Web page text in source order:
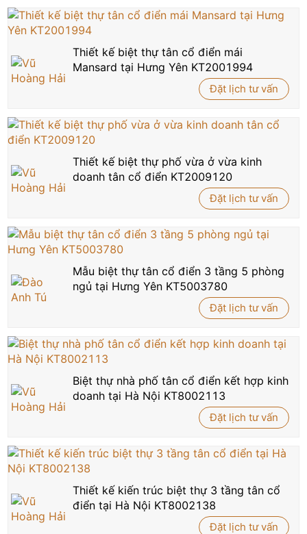
Thiết kế biệt thự tân cổ điển mái
Mansard tại Hưng Yên KT2001994
Đặt lịch tư vấn
Thiết kế biệt thự phố vừa ở vừa kinh
doanh tân cổ điển KT2009120
Đặt lịch tư vấn
Mẫu biệt thự tân cổ điển 3 tầng 5 phòng
ngủ tại Hưng Yên KT5003780
Đặt lịch tư vấn
Biệt thự nhà phố tân cổ điển kết hợp kinh
doanh tại Hà Nội KT8002113
Đặt lịch tư vấn
Thiết kế kiến trúc biệt thự 3 tầng tân cổ
điển tại Hà Nội KT8002138
Đặt lịch tư vấn